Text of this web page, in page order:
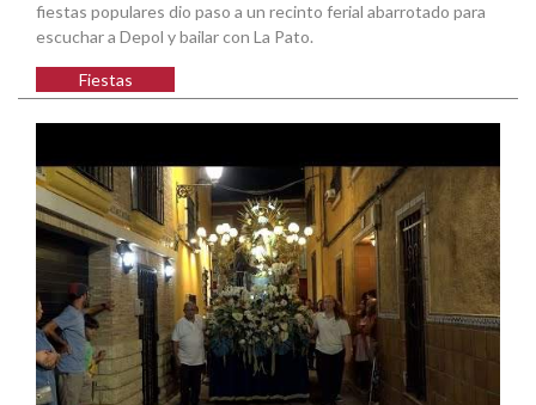
fiestas populares dio paso a un recinto ferial abarrotado para
escuchar a Depol y bailar con La Pato.
Fiestas